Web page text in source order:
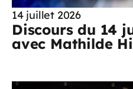
14 juillet 2026
Discours du 14
avec Mathilde